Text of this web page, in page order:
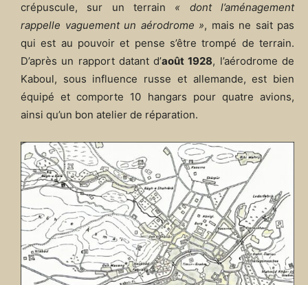
crépuscule, sur un terrain « dont l’aménagement
rappelle vaguement un aérodrome », mais ne sait pas
qui est au pouvoir et pense s’être trompé de terrain.
D’après un rapport datant d’août 1928, l’aérodrome de
Kaboul, sous influence russe et allemande, est bien
équipé et comporte 10 hangars pour quatre avions,
ainsi qu’un bon atelier de réparation.